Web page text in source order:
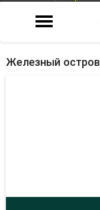
Железный остров